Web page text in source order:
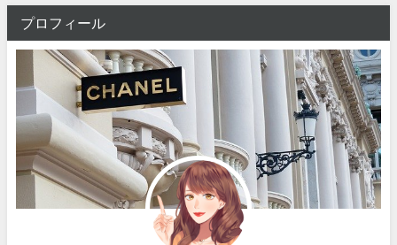
プロフィール